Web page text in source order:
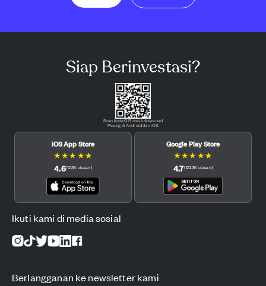
Siap Berinvestasi?
Scan kode QR untuk download
Pluang di Android dan iOS.
iOS App Store
★★★ ★★
4.6(12.3K ulasan)
Google Play Store
★★★ ★★
4.7(122.3K ulasan)
Ikuti kami di media sosial
Berlangganan ke newsletter kami